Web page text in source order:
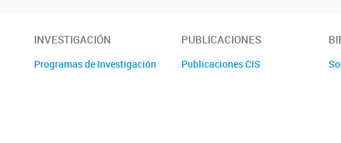
INVESTIGACIÓN
Programas de Investigación
PUBLICACIONES
Publicaciones CIS